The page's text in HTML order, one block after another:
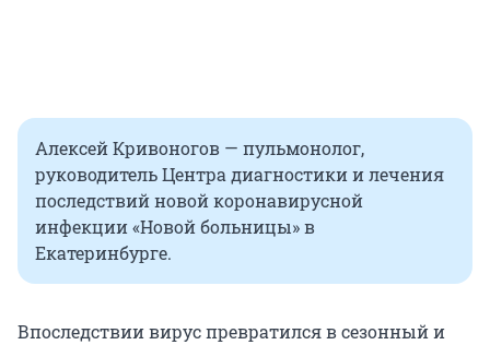
Алексей Кривоногов — пульмонолог,
руководитель Центра диагностики и лечения
последствий новой коронавирусной
инфекции «Новой больницы» в
Екатеринбурге.
Впоследствии вирус превратился в сезонный и